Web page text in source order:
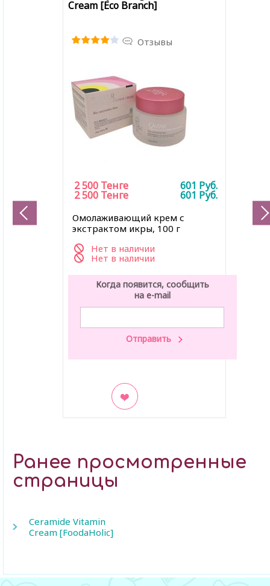
Cream [Eco Branch]
Отзывы
Омолаживающий крем с
экстрактом икры, 100 г
Нет в наличии
2 500 Тенге 601 Руб.
Нет в наличии
2 500 Тенге 601 Руб.
Когда появится, сообщить
на e-mail
Ранее просмотренные
страницы
Ceramide Vitamin
Cream [FoodaHolic]